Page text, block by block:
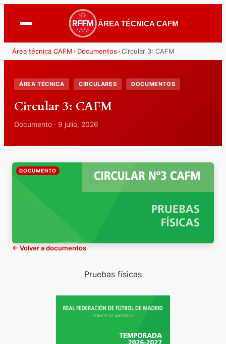
ÁREA TÉCNICA CAFM
Área técnica CAFM › Documentos › Circular 3: CAFM
ÁREA TÉCNICA CIRCULARES DOCUMENTOS
Circular 3: CAFM
Documento · 9 julio, 2026
DOCUMENTO
← Volver a documentos
Pruebas físicas